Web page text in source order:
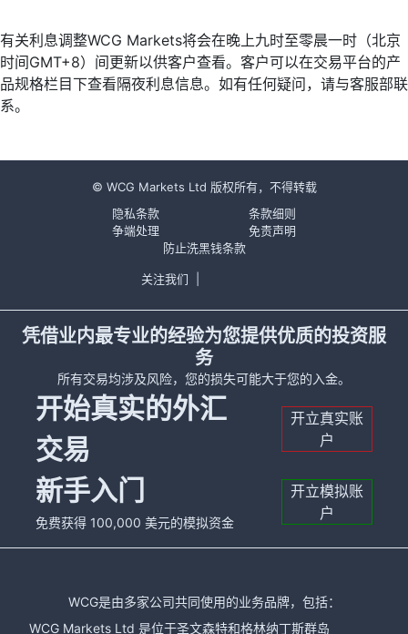
有关利息调整WCG Markets将会在晚上九时至零晨一时（北京
时间GMT+8）间更新以供客户查看。客户可以在交易平台的产
品规格栏目下查看隔夜利息信息。如有任何疑问，请与客服部联
系。
© WCG Markets Ltd 版权所有，不得转载
隐私条款
条款细则
争端处理
免责声明
防止洗黑钱条款
关注我们
凭借业内最专业的经验为您提供优质的投资服
务
所有交易均涉及风险，您的损失可能大于您的入金。
开始真实的外汇
交易
开立真实账
户
新手入门
免费获得 100,000 美元的模拟资金
开立模拟账
户
WCG是由多家公司共同使用的业务品牌，包括：
WCG Markets Ltd 是位于圣文森特和格林纳丁斯群岛